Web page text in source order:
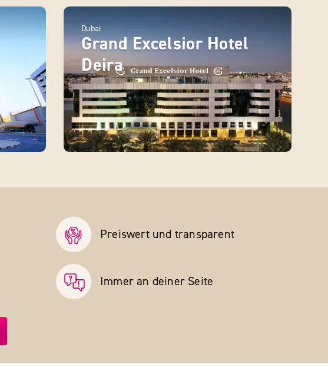
Dubai
Grand Excelsior Hotel
Deira
Preiswert und transparent
Immer an deiner Seite